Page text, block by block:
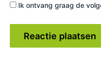
Ik ontvang graag de